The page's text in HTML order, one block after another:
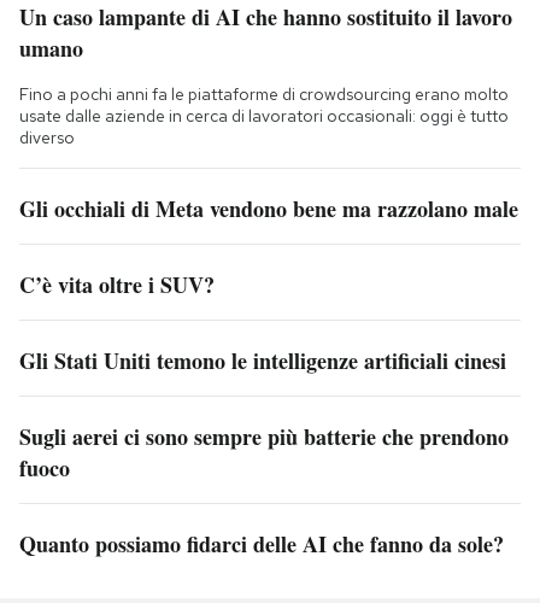
Un caso lampante di AI che hanno sostituito il lavoro
umano
Fino a pochi anni fa le piattaforme di crowdsourcing erano molto
usate dalle aziende in cerca di lavoratori occasionali: oggi è tutto
diverso
Gli occhiali di Meta vendono bene ma razzolano male
C’è vita oltre i SUV?
Gli Stati Uniti temono le intelligenze artificiali cinesi
Sugli aerei ci sono sempre più batterie che prendono
fuoco
Quanto possiamo fidarci delle AI che fanno da sole?